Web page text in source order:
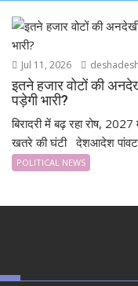
Jul 11, 2026
इतने हजार वोटों की
पड़ेगी भारी?
बिरादरी में बढ़ रहा रोष,
खतरे की घंटी देशआदेश
POLITICAL NEWS